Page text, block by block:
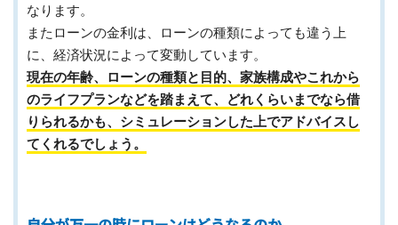
なります。
またローンの金利は、ローンの種類によっても違う上
に、経済状況によって変動しています。
現在の年齢、ローンの種類と目的、家族構成やこれから
のライフプランなどを踏まえて、どれくらいまでなら借
りられるかも、シミュレーションした上でアドバイスし
てくれるでしょう。